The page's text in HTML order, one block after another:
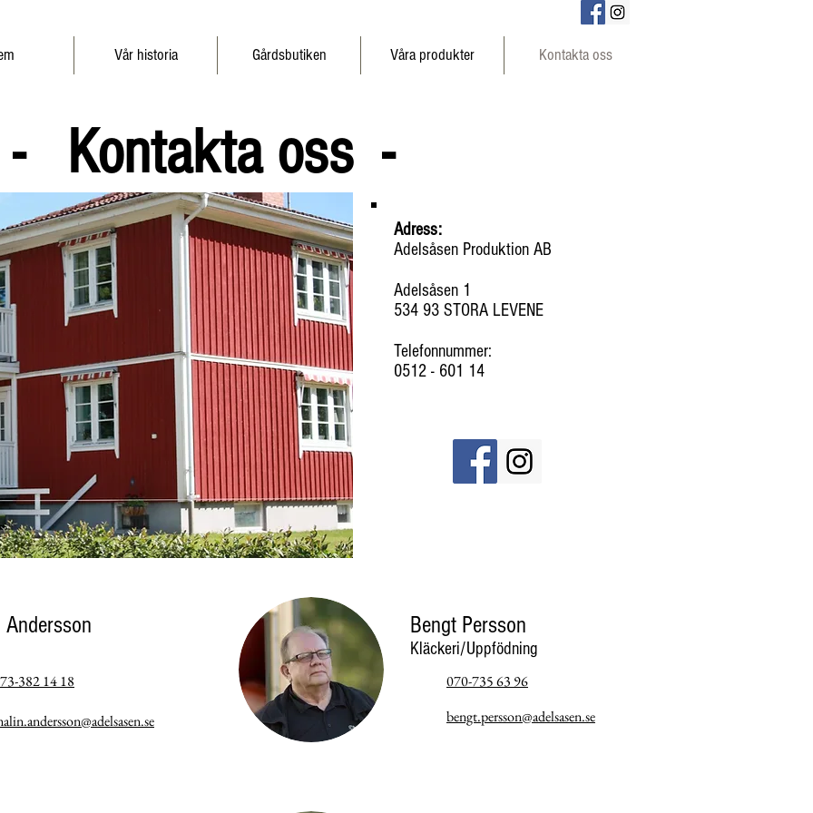
Vår historia Gårdsbutiken Våra produkter Kontakta oss
- Kontakta oss -
Adress:
Adelsåsen Produktion AB
Adelsåsen 1
534 93 STORA LEVENE
Telefonnummer:
0512 - 601 14
382 14 18
Bengt Persson
Kläckeri/Uppfödning
070-735 63 96
bengt.persson@adelsasen.se